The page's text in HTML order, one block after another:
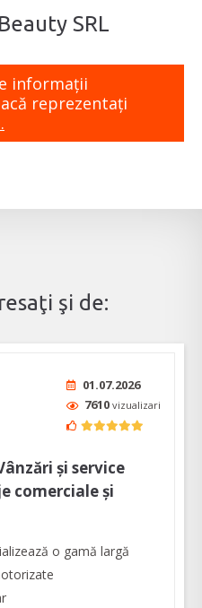
SRL
informaţii
reprezentaţi
şi de:
01.07.2026
7610 vizualizari
și service
comerciale și
o gamă largă